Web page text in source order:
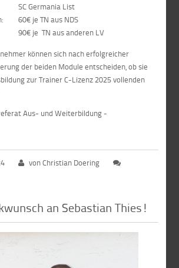
SC Germania List
60€ je TN aus NDS
90€ je TN aus anderen LV
können sich nach erfolgreicher
der beiden Module entscheiden, ob sie
zur Trainer C-Lizenz 2025 vollenden
Aus- und Weiterbildung -
von Christian Doering
an Sebastian Thies!